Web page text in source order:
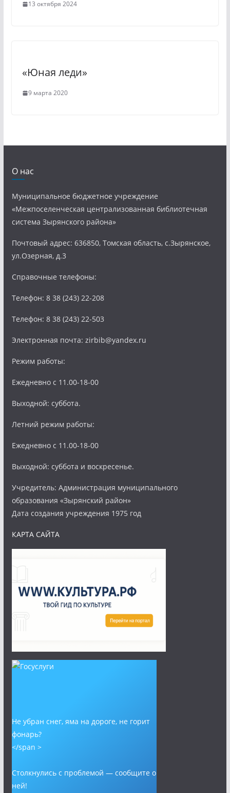
13 октября 2024
«Юная леди»
9 марта 2020
О нас
Муниципальное бюджетное учреждение
«Межпоселенческая централизованная библиотечная
система Зырянского района»
Почтовый адрес: 636850, Томская область, с.Зырянское,
ул.Озерная, д.3
Справочные телефоны:
Телефон: 8 38 (243) 22-208
Телефон: 8 38 (243) 22-503
Электронная почта: zirbib@yandex.ru
Режим работы:
Ежедневно с 11.00-18-00
Выходной: суббота.
Летний режим работы:
Ежедневно с 11.00-18-00
Выходной: суббота и воскресенье.
Учредитель: Администрация муниципального
образования «Зырянский район»
Дата создания учреждения 1975 год
КАРТА САЙТА
Не убран снег, яма на дороге, не горит
фонарь?
</span >
Столкнулись с проблемой — сообщите о
ней!